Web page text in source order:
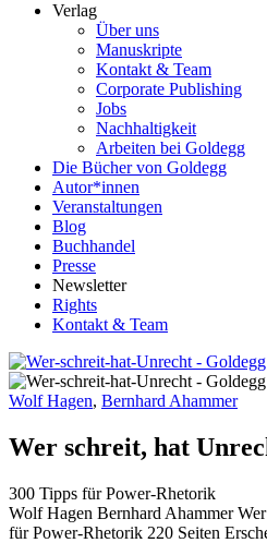
Verlag
Über uns
Manuskripte
Kontakt & Team
Corporate Publishing
Jobs
Nachhaltigkeit
Arbeiten bei Goldegg
Die Bücher von Goldegg
Autor*innen
Veranstaltungen
Blog
Buchhandel
Presse
Newsletter
Rights
Kontakt & Team
Wolf Hagen, Bernhard Ahammer
Wer schreit, hat
300 Tipps für Power-Rhetorik
Buchdetails
Wolf Hagen Bernhard Ahammer
für Power-Rhetorik 220 Seiten